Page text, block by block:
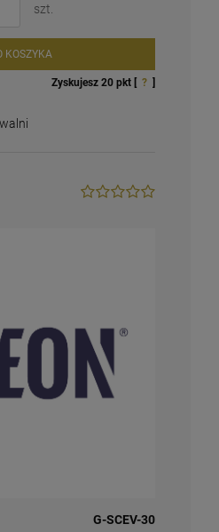
szt.
KOSZYKA
Zyskujesz 20 pkt [ ? ]
G-SCEV-30